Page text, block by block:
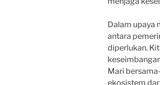
Dalam upaya
antara
diperlukan.
Mari
ekosistem